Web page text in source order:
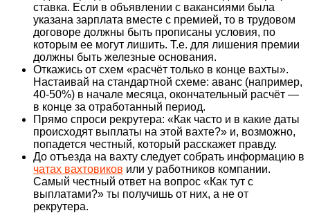
ставка. Если в объявлении с вакансиями была
указана зарплата вместе с премией, то в трудовом
договоре должны быть прописаны условия, по
которым ее могут лишить. Т.е. для лишения премии
должны быть железные основания.
Откажись от схем «расчёт только в конце вахты».
Настаивай на стандартной схеме: аванс (например,
40-50%) в начале месяца, окончательный расчёт —
в конце за отработанный период.
Прямо спроси рекрутера: «Как часто и в какие даты
происходят выплаты на этой вахте?» и, возможно,
попадется честный, который расскажет правду.
До отъезда на вахту следует собрать информацию в
чатах вахтовиков или у работников компании.
Самый честный ответ на вопрос «Как тут с
выплатами?» ты получишь от них, а не от
рекрутера.